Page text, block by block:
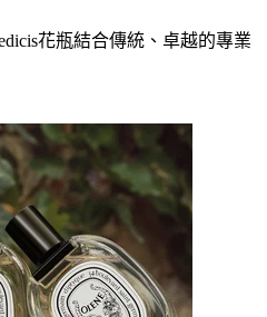
花瓶結合傳統、卓越的專業